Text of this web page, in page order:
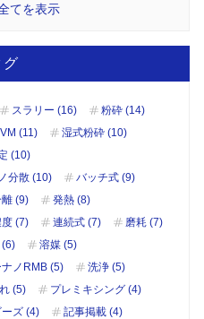
てを表示
グ
スラリー (16)
粉砕 (14)
(11)
湿式粉砕 (10)
(10)
分散 (10)
バッチ式 (9)
離 (9)
発熱 (8)
(7) 連続式 (7)
磨耗 (7)
(6)
溶媒 (5)
ノRMB (5)
洗浄 (5)
(5)
プレミキシング (4)
ズ (4)
記事掲載 (4)